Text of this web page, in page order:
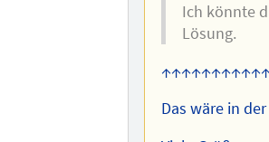
Ich könnte
Lösung.
Das wäre in